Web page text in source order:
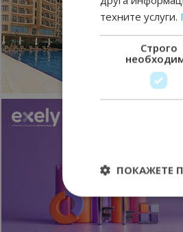
техните услуги.
Строго
ПОКАЖЕТЕ